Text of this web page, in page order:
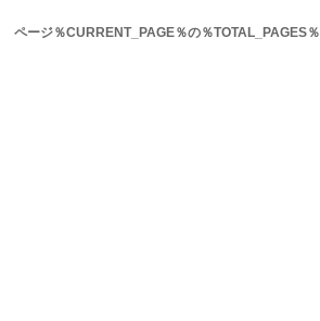
ページ％CURRENT_PAGE％の％TOTAL_PAGES％